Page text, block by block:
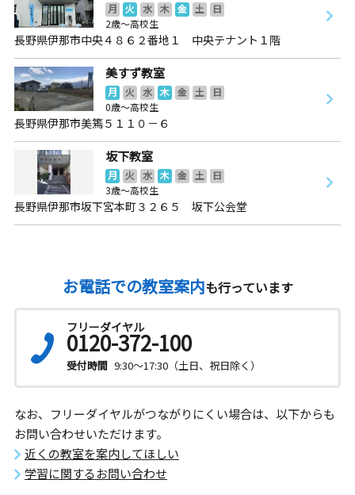
月 火 水 木 金 土
日
2歳～高校生
長野県伊那市中央４８６２番地１ 中央テナント１階
美すず教室
月 火 水 木 金 土
日
0歳～高校生
長野県伊那市美篶５１１０－６
坂下教室
月 火 水 木 金 土
日
3歳～高校生
長野県伊那市坂下宮本町３２６５ 坂下公会堂
お電話での教室案内も行っています
フリーダイヤル
0120-372-100
受付時間 9:30～17:30（土日、祝日除く）
なお、フリーダイヤルがつながりにくい場合は、以下からも
お問い合わせいただけます。
近くの教室を案内してほしい
学習に関するお問い合わせ